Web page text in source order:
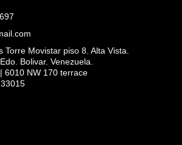
Torre Movistar piso 8. Alta Vista.
Bolivar. Venezuela.
6010 NW 170 terrace